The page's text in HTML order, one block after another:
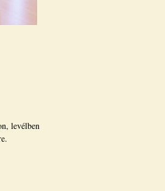
levélben